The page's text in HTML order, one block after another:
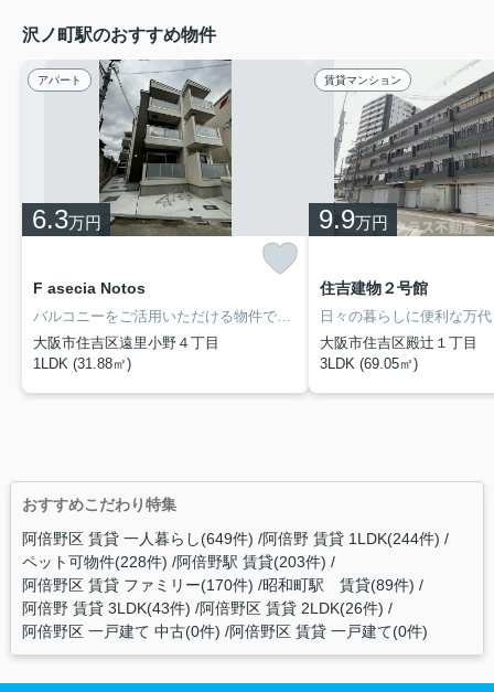
沢ノ町駅のおすすめ物件
アパート
6.3万円
F asecia Notos
大阪市住吉区遠里小野４丁目
1LDK (31.88㎡)
賃貸マンション
9.9万円
住吉建物２号館
大阪市住吉区殿辻１丁目
3LDK (69.05㎡)
おすすめこだわり特集
阿倍野区 賃貸 一人暮らし(649件) 阿倍野 賃貸 1LDK(244件)
ペット可物件(228件) 阿倍野駅 賃貸(203件)
阿倍野区 賃貸 ファミリー(170件) 昭和町駅 賃貸(89件)
阿倍野 賃貸 3LDK(43件) 阿倍野区 賃貸 2LDK(26件)
阿倍野区 一戸建て 中古(0件) 阿倍野区 賃貸 一戸建て(0件)